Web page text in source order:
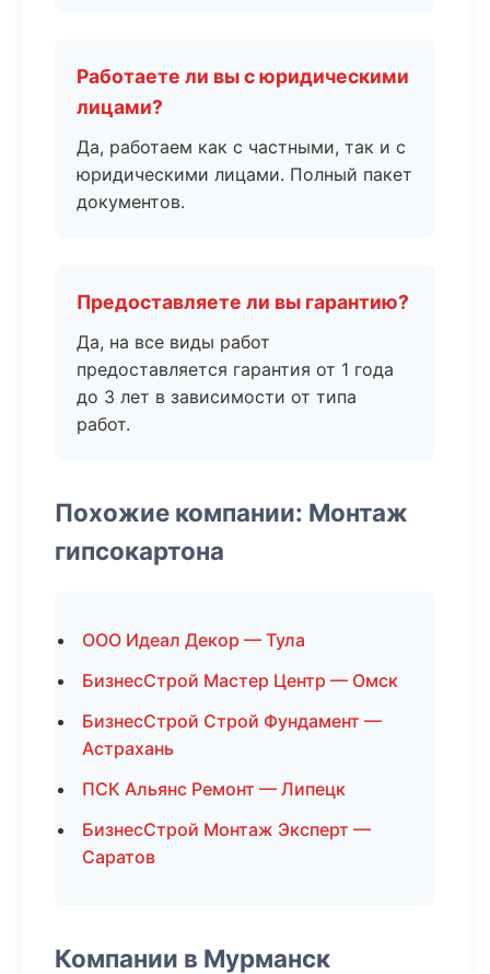
Работаете ли вы с юридическими
лицами?
Да, работаем как с частными, так и с
юридическими лицами. Полный пакет
документов.
Предоставляете ли вы гарантию?
Да, на все виды работ
предоставляется гарантия от 1 года
до 3 лет в зависимости от типа
работ.
Похожие компании: Монтаж
гипсокартона
ООО Идеал Декор — Тула
БизнесСтрой Мастер Центр — Омск
БизнесСтрой Строй Фундамент —
Астрахань
ПСК Альянс Ремонт — Липецк
БизнесСтрой Монтаж Эксперт —
Саратов
Компании в Мурманск